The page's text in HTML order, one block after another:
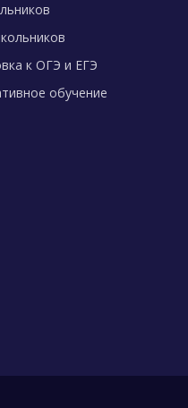
к ОГЭ и ЕГЭ
обучение